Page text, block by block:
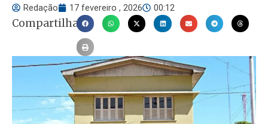
Redação 17 fevereiro , 2026 00:12
Compartilhar